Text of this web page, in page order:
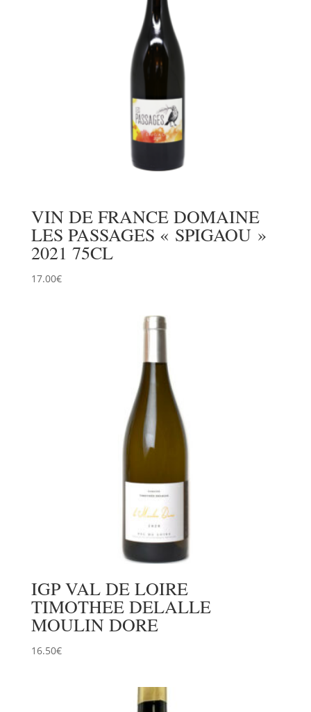
VIN DE FRANCE DOMAINE
LES PASSAGES « SPIGAOU »
2021 75CL
17.00€
IGP VAL DE LOIRE
TIMOTHEE DELALLE
MOULIN DORE
16.50€